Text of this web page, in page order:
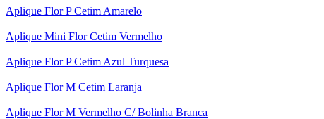
Aplique Flor P Cetim Amarelo
Aplique Mini Flor Cetim Vermelho
Aplique Flor P Cetim Azul Turquesa
Aplique Flor M Cetim Laranja
Aplique Flor M Vermelho C/ Bolinha Branca